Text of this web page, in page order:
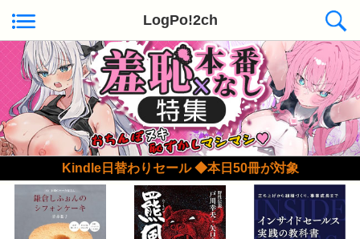
LogPo!2ch
Kindle日替わりセール ◆本日50冊が対象